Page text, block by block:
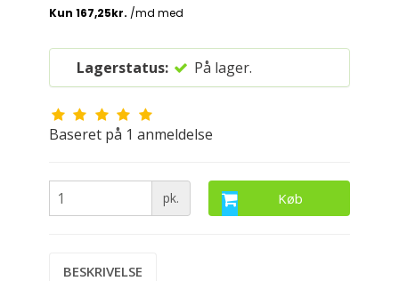
Lagerstatus: På lager.
Baseret på 1 anmeldelse
pk. Køb
BESKRIVELSE